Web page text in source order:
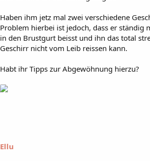
Haben ihm jetz mal zwei verschiedene
Problem hierbei ist jedoch, dass er ständig
in den Brustgurt beisst und ihn das total
Geschirr nicht vom Leib reissen kann.
Habt ihr Tipps zur Abgewöhnung hierzu?
Ellu